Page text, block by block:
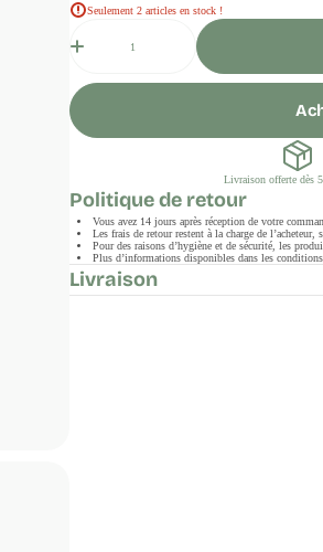
régulier
Seulement 2 articles en stock !
Livraison offerte dès
Politique de retour
Vous avez 14 jours après réception de votre
Les frais de retour restent à la charge de l’acheteur,
Pour des raisons d’hygiène et de sécurité, les
Plus d’informations disponibles dans les conditions
Livraison